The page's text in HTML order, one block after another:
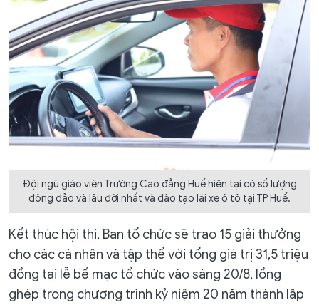
Đội ngũ giáo viên Trường Cao đẳng Huế hiện tại có số lượng
đông đảo và lâu đời nhất và đào tạo lái xe ô tô tại TP Huế.
Kết thúc hội thi, Ban tổ chức sẽ trao 15 giải thưởng
cho các cá nhân và tập thể với tổng giá trị 31,5 triệu
đồng tại lễ bế mạc tổ chức vào sáng 20/8, lồng
ghép trong chương trình kỷ niệm 20 năm thành lập